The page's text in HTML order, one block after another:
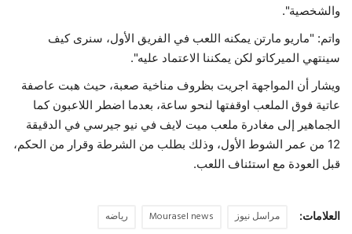
والشخصية".
واتم: "ماريو مارتن يمكنه اللعب في الفريق الأول، سنرى كيف
سينتهي الميركاتو لكن يمكننا الاعتماد عليه".
ويشار أن المواجهة اجريت بظروف مناخية صعبة، حيث هبت عاصفة
عاتية فوق الملعب اوقفتها لنحو ساعة، بعدما اضطر اللاعبون كما
الجماهير إلى مغادرة ملعب ميت لايف في نيو جيرسي في الدقيقة
12 من عمر الشوط الأول، وذلك بطلب من الشرطة وقرار من الحكم،
قبل العودة مع استئناف اللعب.
العلامات: مراسل نيوز Mourasel news رياضه